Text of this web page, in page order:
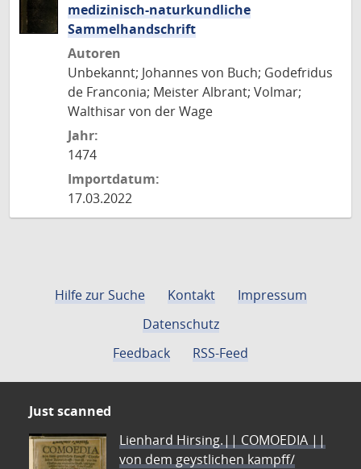
medizinisch-naturkundliche
Sammelhandschrift
Autoren
Unbekannt; Johannes von Buch; Godefridus
de Franconia; Meister Albrant; Volmar;
Walthisar von der Wage
Jahr:
1474
Importdatum:
17.03.2022
Hilfe zur Suche Kontakt
Impressum
Datenschutz
Feedback
RSS-Feed
Just scanned
Lienhard Hirsing.|| COMOEDIA ||
von dem geystlichen kampff/